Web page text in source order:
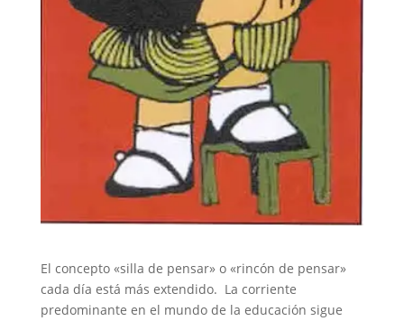
El concepto «silla de pensar» o «rincón de pensar»
cada día está más extendido. La corriente
predominante en el mundo de la educación sigue